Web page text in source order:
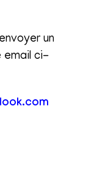
un
email ci-